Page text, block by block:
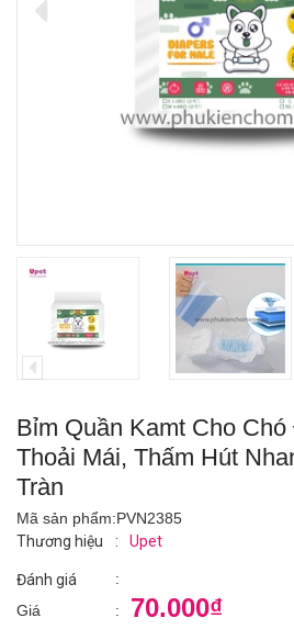
Bỉm Quần Kamt Cho
Thoải Mái, Thấm Hút
Tràn
Mã sản phẩm:PVN2385
Thương hiệu
: Upet
Đánh giá
:
Giá
: 70.000₫